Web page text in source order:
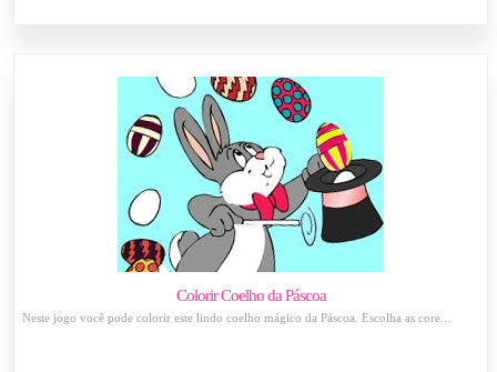
Colorir Coelho da Páscoa
Neste jogo você pode colorir este lindo coelho mágico da Páscoa. Escolha as core...